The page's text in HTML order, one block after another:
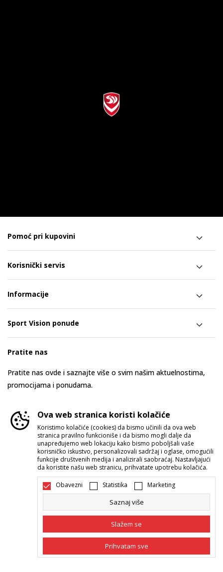
Pomoć pri kupovini
Korisnički servis
Informacije
Sport Vision ponude
Pratite nas
Pratite nas ovde i saznajte više o svim našim aktuelnostima,
promocijama i ponudama.
Srbija Promenite
Nastojimo da budemo što precizniji u opisu proizvoda, prikazu slika i
samih cena, ali ne možemo garantovati da su sve informacije kompletne i
Ova web stranica koristi kolačiće
Koristimo kolačiće (cookies) da bismo učinili da ova web
stranica pravilno funkcioniše i da bismo mogli dalje da
unapređujemo web lokaciju kako bismo poboljšali vaše
korisničko iskustvo, personalizovali sadržaj i oglase, omogućili
funkcije društvenih medija i analizirali saobraćaj. Nastavljajući
da koristite našu web stranicu, prihvatate upotrebu kolačića.
Obavezni Statistika Marketing
Saznaj više
Slažem se
Prihvatam sve